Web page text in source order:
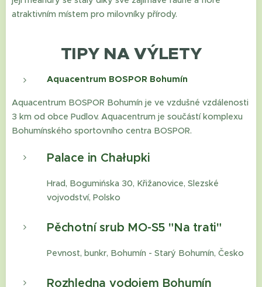
atraktivním místem pro milovníky přírody.
TIPY NA VÝLETY
Aquacentrum BOSPOR Bohumín
Aquacentrum BOSPOR Bohumín je ve vzdušné vzdálenosti
3 km od obce Pudlov. Aquacentrum je součástí komplexu
Bohumínského sportovního centra BOSPOR.
Palace in Chałupki
Hrad, Bogumińska 30, Křižanovice, Slezské
vojvodství, Polsko
Pěchotní srub MO-S5 "Na trati"
Pevnost, bunkr, Bohumín - Starý Bohumín, Česko
Rozhledna vodojem Bohumín